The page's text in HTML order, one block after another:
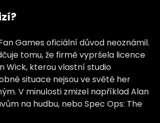
Games oficiální důvod neoznámil.
tomu, že firmě vypršela licence
Wick, kterou vlastní studio
situace nejsou ve světě her
V minulosti zmizel například Alan
na hudbu, nebo Spec Ops: The